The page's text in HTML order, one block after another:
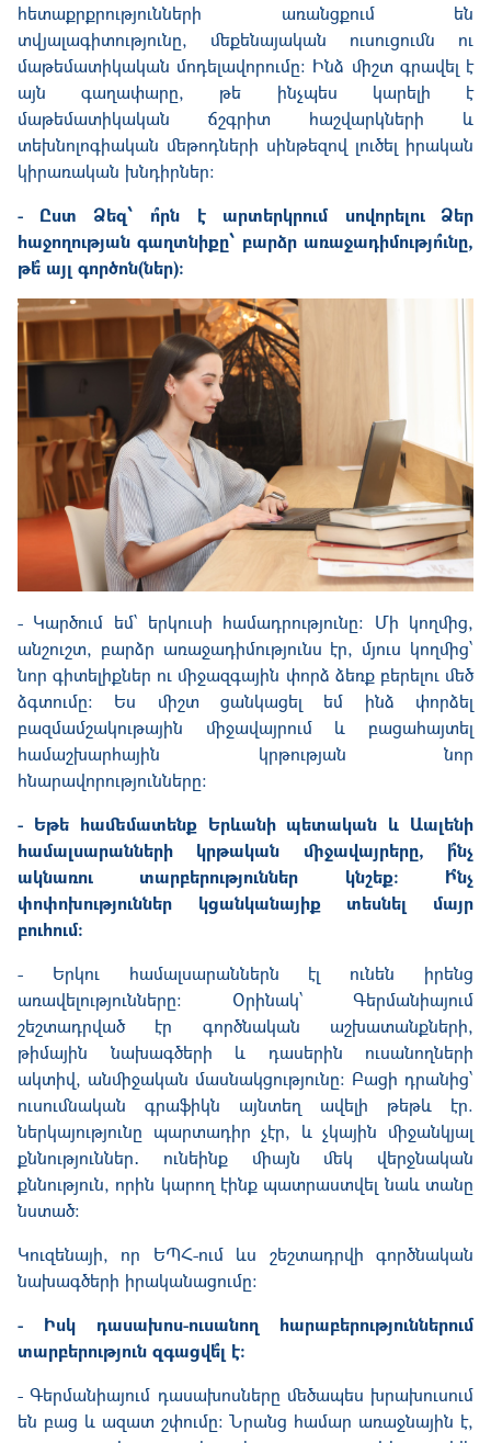
հետաքրքրությունների առանցքում են
տվյալագիտությունը, մեքենայական ուսուցումն ու
մաթեմատիկական մոդելավորումը։ Ինձ միշտ գրավել է
այն գաղափարը, թե ինչպես կարելի է
մաթեմատիկական ճշգրիտ հաշվարկների և
տեխնոլոգիական մեթոդների սինթեզով լուծել իրական
կիրառական խնդիրներ։
- Ըստ Ձեզ՝ ո՞րն է արտերկրում սովորելու Ձեր
հաջողության գաղտնիքը՝ բարձր առաջադիմությո՞ւնը,
թե՞ այլ գործոն(ներ)։
- Կարծում եմ՝ երկուսի համադրությունը։ Մի կողմից,
անշուշտ, բարձր առաջադիմությունս էր, մյուս կողմից՝
նոր գիտելիքներ ու միջազգային փորձ ձեռք բերելու մեծ
ձգտումը։ Ես միշտ ցանկացել եմ ինձ փորձել
բազմամշակութային միջավայրում և բացահայտել
համաշխարհային կրթության նոր
հնարավորությունները։
- Եթե համեմատենք Երևանի պետական և Աալենի
համալսարանների կրթական միջավայրերը, ի՞նչ
ակնառու տարբերություններ կնշեք։ Ի՞նչ
փոփոխություններ կցանկանայիք տեսնել մայր
բուհում։
- Երկու համալսարաններն էլ ունեն իրենց
առավելությունները։ Օրինակ՝ Գերմանիայում
շեշտադրված էր գործնական աշխատանքների,
թիմային նախագծերի և դասերին ուսանողների
ակտիվ, անմիջական մասնակցությունը։ Բացի դրանից՝
ուսումնական գրաֆիկն այնտեղ ավելի թեթև էր.
ներկայությունը պարտադիր չէր, և չկային միջանկյալ
քննություններ․ ունեինք միայն մեկ վերջնական
քննություն, որին կարող էինք պատրաստվել նաև տանը
նստած:
Կուզենայի, որ ԵՊՀ-ում ևս շեշտադրվի գործնական
նախագծերի իրականացումը։
- Իսկ դասախոս-ուսանող հարաբերություններում
տարբերություն զգացվե՞լ է։
- Գերմանիայում դասախոսները մեծապես խրախուսում
են բաց և ազատ շփումը։ Նրանց համար առաջնային է,